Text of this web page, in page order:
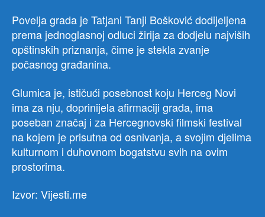
Povelja grada je Tatjani Tanji Bošković dodijeljena
prema jednoglasnoj odluci žirija za dodjelu najviših
opštinskih priznanja, čime je stekla zvanje
počasnog građanina.
Glumica je, ističući posebnost koju Herceg Novi
ima za nju, doprinijela afirmaciji grada, ima
poseban značaj i za Hercegnovski filmski festival
na kojem je prisutna od osnivanja, a svojim djelima
kulturnom i duhovnom bogatstvu svih na ovim
prostorima.
Izvor: Vijesti.me